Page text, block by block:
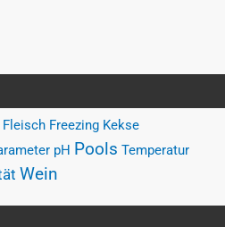
Fleisch Freezing Kekse
pH Pools Temperatur
Wein